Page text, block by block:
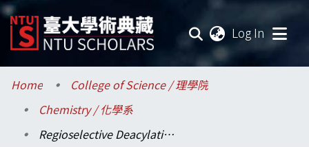
Log In
Communities & Collections
Research Outputs
Home
College of Science / 理學院
Chemistry / 化學系
Regioselective Deacylation of Octa-O-acetylsucrose by Enzymatic Hydrolysis:Preparation of Hepta-O-Acetylsucrose